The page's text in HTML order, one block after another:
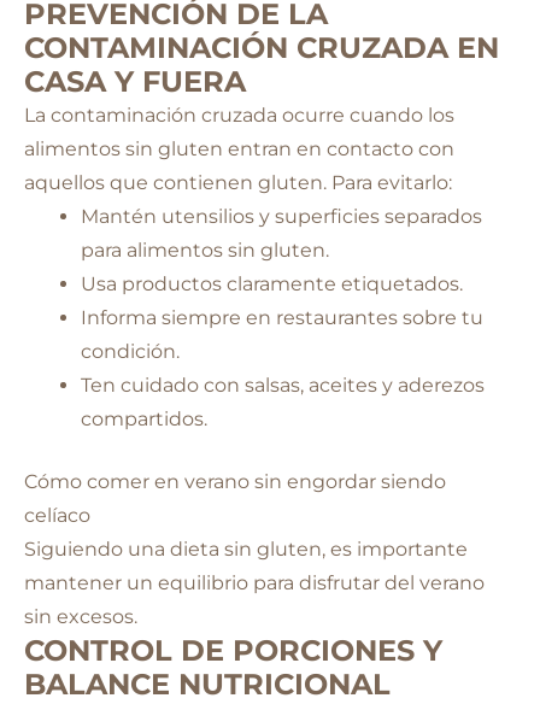
PREVENCIÓN DE LA
CONTAMINACIÓN CRUZADA EN
CASA Y FUERA
La contaminación cruzada ocurre cuando los
alimentos sin gluten entran en contacto con
aquellos que contienen gluten. Para evitarlo:
Mantén utensilios y superficies separados
para alimentos sin gluten.
Usa productos claramente etiquetados.
Informa siempre en restaurantes sobre tu
condición.
Ten cuidado con salsas, aceites y aderezos
compartidos.
Cómo comer en verano sin engordar siendo
celíaco
Siguiendo una dieta sin gluten, es importante
mantener un equilibrio para disfrutar del verano
sin excesos.
CONTROL DE PORCIONES Y
BALANCE NUTRICIONAL